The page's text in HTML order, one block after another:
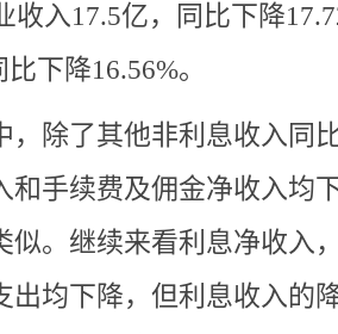
收入17.5亿，同比下降
下降16.56%。
，除了其他非利息收入同
和手续费及佣金净收入均
似。继续来看利息净收入
出均下降，但利息收入的